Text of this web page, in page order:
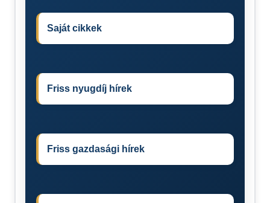
Saját cikkek
Friss nyugdíj hírek
Friss gazdasági hírek